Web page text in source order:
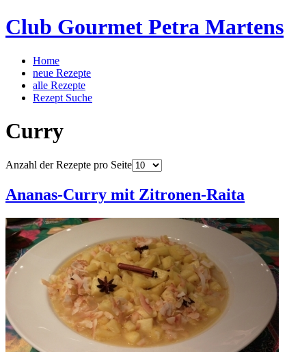
Club Gourmet Petra Martens
Home
neue Rezepte
alle Rezepte
Rezept Suche
Curry
Anzahl der Rezepte pro Seite
Ananas-Curry mit Zitronen-Raita